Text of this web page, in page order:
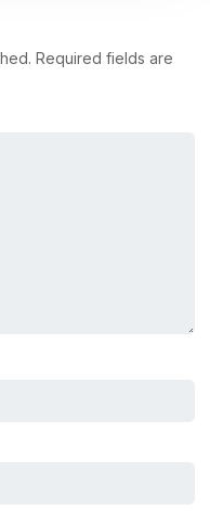
Required fields are